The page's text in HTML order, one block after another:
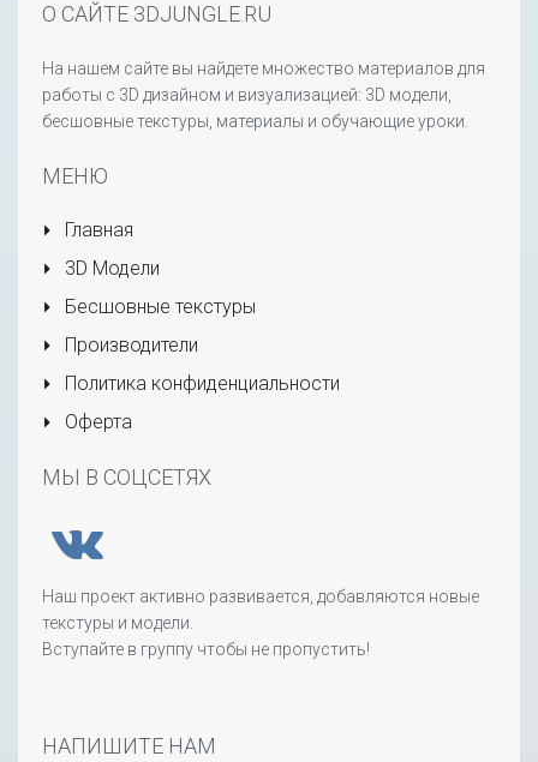
О САЙТЕ 3DJUNGLE.RU
На нашем сайте вы найдете множество материалов для
работы с 3D дизайном и визуализацией: 3D модели,
бесшовные текстуры, материалы и обучающие уроки.
МЕНЮ
Главная
3D Модели
Бесшовные текстуры
Производители
Политика конфиденциальности
Оферта
МЫ В СОЦСЕТЯХ
Наш проект активно развивается, добавляются новые
текстуры и модели.
Вступайте в группу чтобы не пропустить!
НАПИШИТЕ НАМ